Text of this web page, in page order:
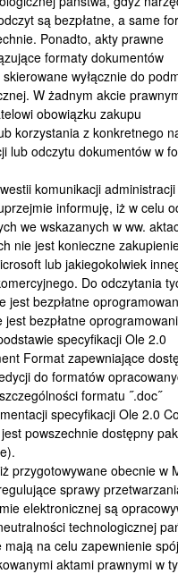
są bezpłatne, a same
Ponadto, akty prawne
formaty dokumentów
wyłącznie do
W żadnym akcie
obowiązku zakupu
korzystania z konkretnego
lub odczytu dokumentów w
komunikacji
informuję, iż w celu
we wskazanych w ww.
nie jest konieczne
lub jakiegokolwiek
Do odczytania
jest bezpłatne
jest bezpłatne
specyfikacji Ole 2.0
Format zapewniające
do formatów
formatu ˝.doc˝
specyfikacji Ole 2.0
powszechnie dostępny
przygotowywane obecnie w
sprawy
elektronicznej są
technologicznej
mają na celu zapewnienie
aktami prawnymi w